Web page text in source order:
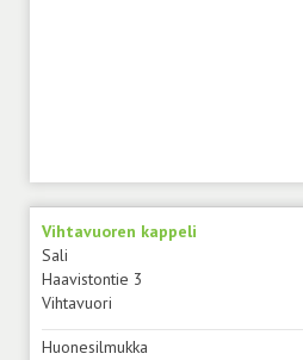
Vihtavuoren kappeli
Sali
Haavistontie 3
Vihtavuori
Huonesilmukka